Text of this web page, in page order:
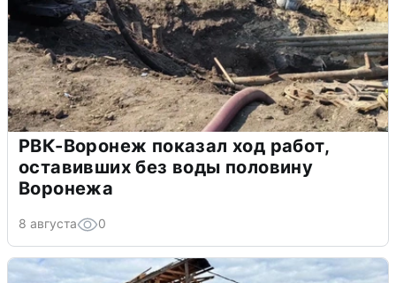
РВК-Воронеж показал ход работ,
оставивших без воды половину
Воронежа
8 августа 0